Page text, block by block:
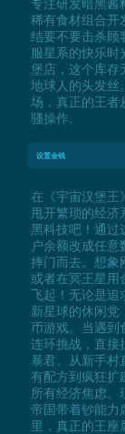
专注研发暗黑酱
稀有食材组合开
结要不要击杀顾
服星系的快乐时
堡店，这个库存
地球人的头发丝
场，真正的王者
骚操作。
设置金钱
在《宇宙汉堡王
甩开繁琐的经
黑科技吧！通过
户余额改成任
摔门而去。想象
或者在冥王星
飞起！无论是追
新星球的休闲党
币游戏。当遇到
连环挑战，直接
暴君。从新手村
有配方到疯狂扩
所有经济焦虑。
帝国带着钞能力
里，真正的王座